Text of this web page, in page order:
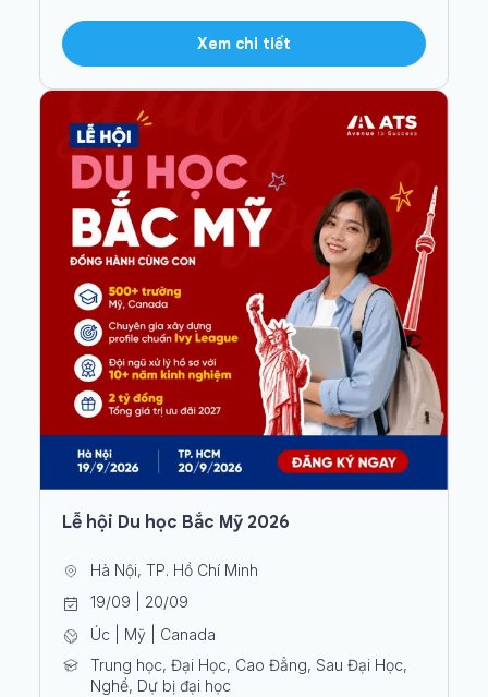
Xem chi tiết
Lễ hội Du học Bắc Mỹ 2026
Hà Nội, TP. Hồ Chí Minh
19/09 | 20/09
Úc | Mỹ | Canada
Trung học, Đại Học, Cao Đẳng, Sau Đại Học,
Nghề, Dự bị đại học